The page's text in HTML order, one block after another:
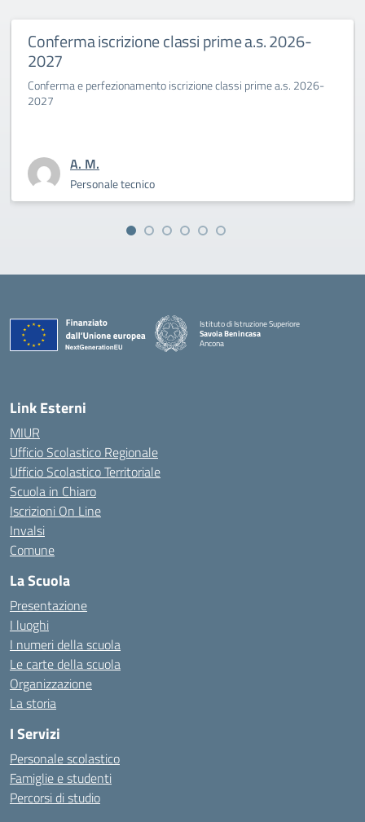
Conferma iscrizione classi prime a.s. 2026-
2027
Conferma e perfezionamento iscrizione classi prime a.s. 2026-
2027
A. M.
Personale tecnico
Istituto di Istruzione Superiore
Savoia Benincasa
Ancona
Link Esterni
MIUR
Ufficio Scolastico Regionale
Ufficio Scolastico Territoriale
Scuola in Chiaro
Iscrizioni On Line
Invalsi
Comune
La Scuola
Presentazione
I luoghi
I numeri della scuola
Le carte della scuola
Organizzazione
La storia
I Servizi
Personale scolastico
Famiglie e studenti
Percorsi di studio